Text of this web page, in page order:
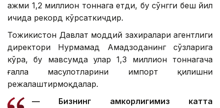
ҳажми 1,2 миллион тоннага етди, бу сўнгги беш йил
ичида рекорд кўрсаткичдир.
Тожикистон Давлат моддий захиралари агентлиги
директори Нурмаҳмад Аҳмадзоданинг сўзларига
кўра, бу мавсумда улар 1,3 миллион тоннагача
ғалла маҳсулотларини импорт қилишни
режалаштирмоқдалар.
— Бизнинг ҳамкорлигимиз катта